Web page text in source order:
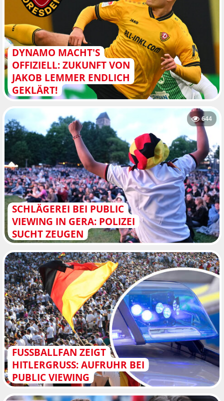
DYNAMO MACHT'S
OFFIZIELL: ZUKUNFT VON
JAKOB LEMMER ENDLICH
GEKLÄRT!
SCHLÄGEREI BEI PUBLIC
VIEWING IN GERA: POLIZEI
SUCHT ZEUGEN
644
FUSSBALLFAN ZEIGT H
ITLERGRUSS: AUFRUHR BEI PU
BLIC VIEWING